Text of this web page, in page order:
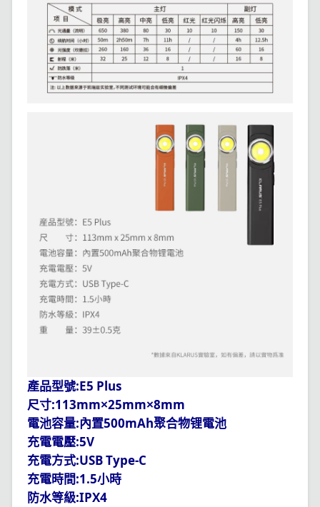
產品型號:E5 Plus
尺寸:113mm×25mm×8mm
電池容量:內置500mAh聚合物锂電池
充電電壓:5V
充電方式:USB Type-C
充電時間:1.5小時
防水等級:IPX4